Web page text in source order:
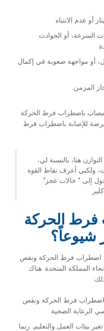
أو عدم الانتباه
السرعة، أو الحوادث
أو مواجهة صعوبة في إكمال
المزمن.
مصاب باضطراب فرط الحركة
عرضة للإصابة باضطراب فرط
هنا، بالنسبة لي،
ولكني أعرف نقاط القوة
إلى " حالات عجز".
الحركة
شيوعاً؟
اضطراب فرط الحركة ونقص
المملكة المتحدة. هناك
فرط الحركة ونقص
الرعاية الصحية
أدت إلى تغير بيئات العمل والتعليم. ربما